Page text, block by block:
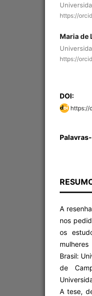
https://
Maria de
https://
DOI:
https://
A
nos
os
Brasil:
de
A tese,